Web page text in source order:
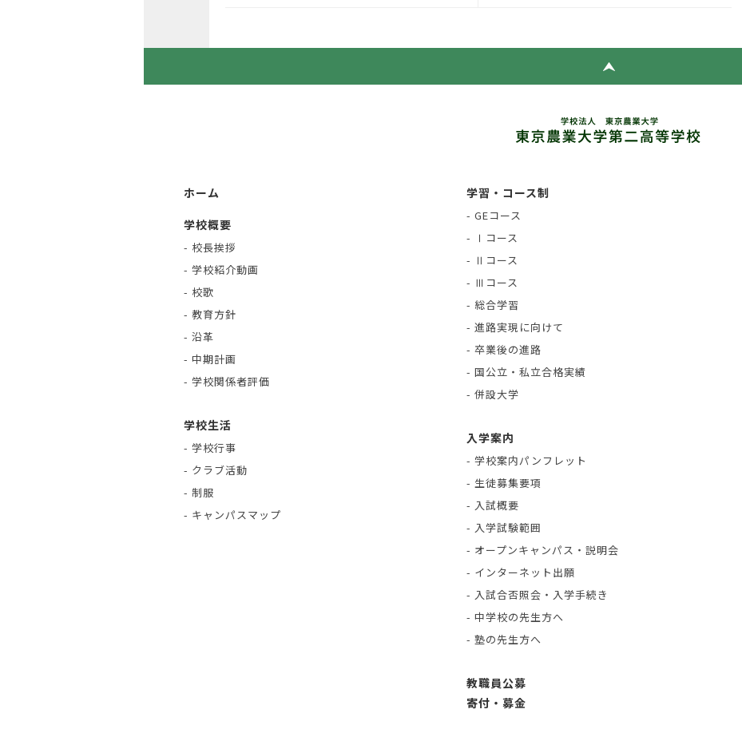
ホーム
学校概要
- 校長挨拶
- 学校紹介動画
- 校歌
- 教育方針
- 沿革
- 中期計画
- 学校関係者評価
学校生活
- 学校行事
- クラブ活動
- 制服
- キャンパスマップ
学習・コース制
- GEコース
- Ⅰコース
- Ⅱコース
- Ⅲコース
- 総合学習
- 進路実現に向けて
- 卒業後の進路
- 国公立・私立合格実績
- 併設大学
入学案内
- 学校案内パンフレット
- 生徒募集要項
- 入試概要
- 入学試験範囲
- オープンキャンパス・説明会
- インターネット出願
- 入試合否照会・入学手続き
- 中学校の先生方へ
- 塾の先生方へ
教職員公募
寄付・募金